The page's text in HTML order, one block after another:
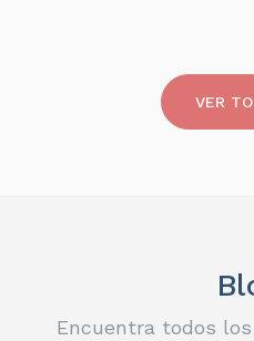
VER
Encuentra todos